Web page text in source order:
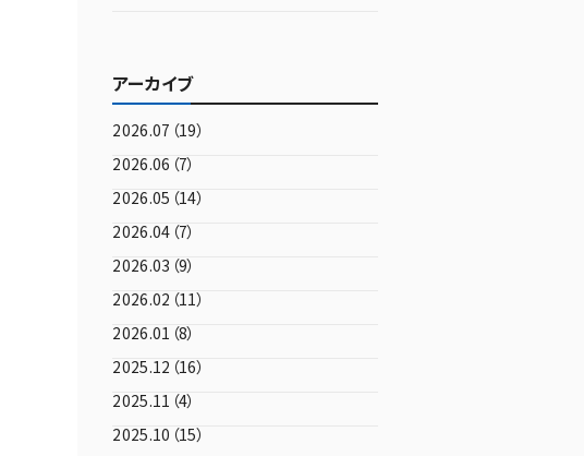
アーカイブ
2026.07（19）
2026.06（7）
2026.05（14）
2026.04（7）
2026.03（9）
2026.02（11）
2026.01（8）
2025.12（16）
2025.11（4）
2025.10（15）